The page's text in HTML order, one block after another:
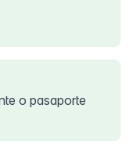
o pasaporte